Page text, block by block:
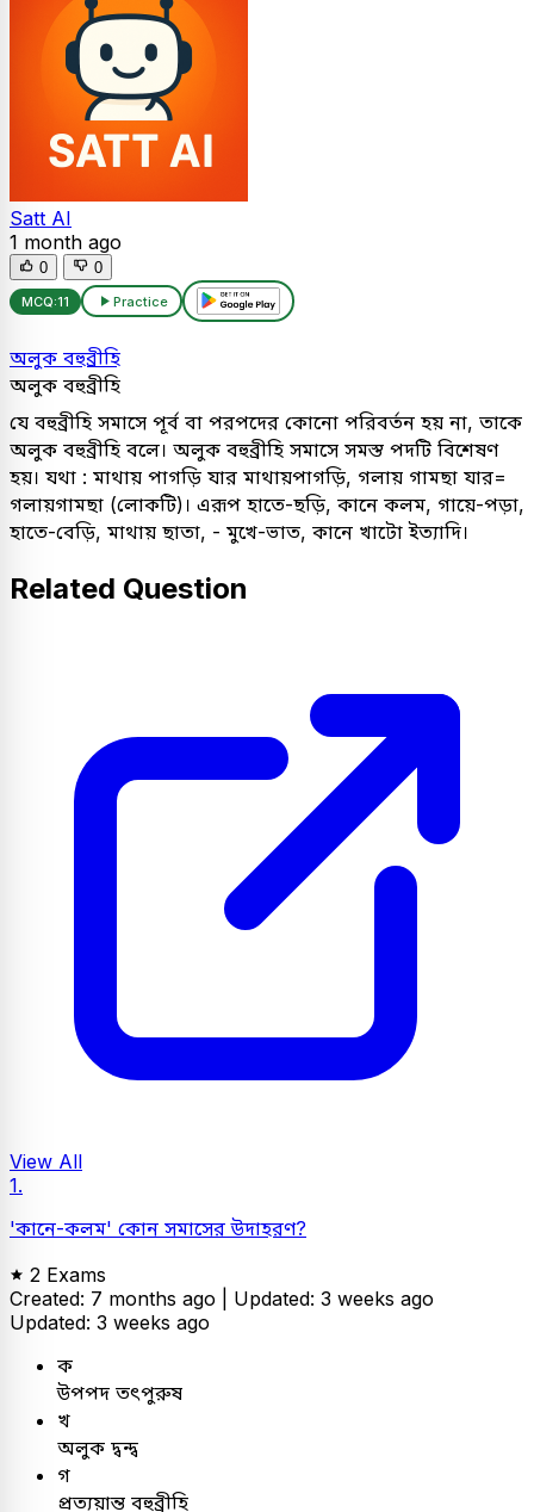
Satt AI
1 month ago
0 0
MCQ:11 Practice
অলুক বহুব্রীহি
অলুক বহুব্রীহি
যে বহুব্রীহি সমাসে পূর্ব বা পরপদের কোনো পরিবর্তন হয় না, তাকে
অলুক বহুব্রীহি বলে। অলুক বহুব্রীহি সমাসে সমস্ত পদটি বিশেষণ
হয়। যথা : মাথায় পাগড়ি যার মাথায়পাগড়ি, গলায় গামছা যার=
গলায়গামছা (লোকটি)। এরূপ হাতে-ছড়ি, কানে কলম, গায়ে-পড়া,
হাতে-বেড়ি, মাথায় ছাতা, - মুখে-ভাত, কানে খাটো ইত্যাদি।
Related Question
View All
1.
'কানে-কলম' কোন সমাসের উদাহরণ?
2 Exams
Created: 7 months ago | Updated: 3 weeks ago
Updated: 3 weeks ago
ক
উপপদ তৎপুরুষ
খ
অলুক দ্বন্দ্ব
গ
প্রত্যয়ান্ত বহুব্রীহি